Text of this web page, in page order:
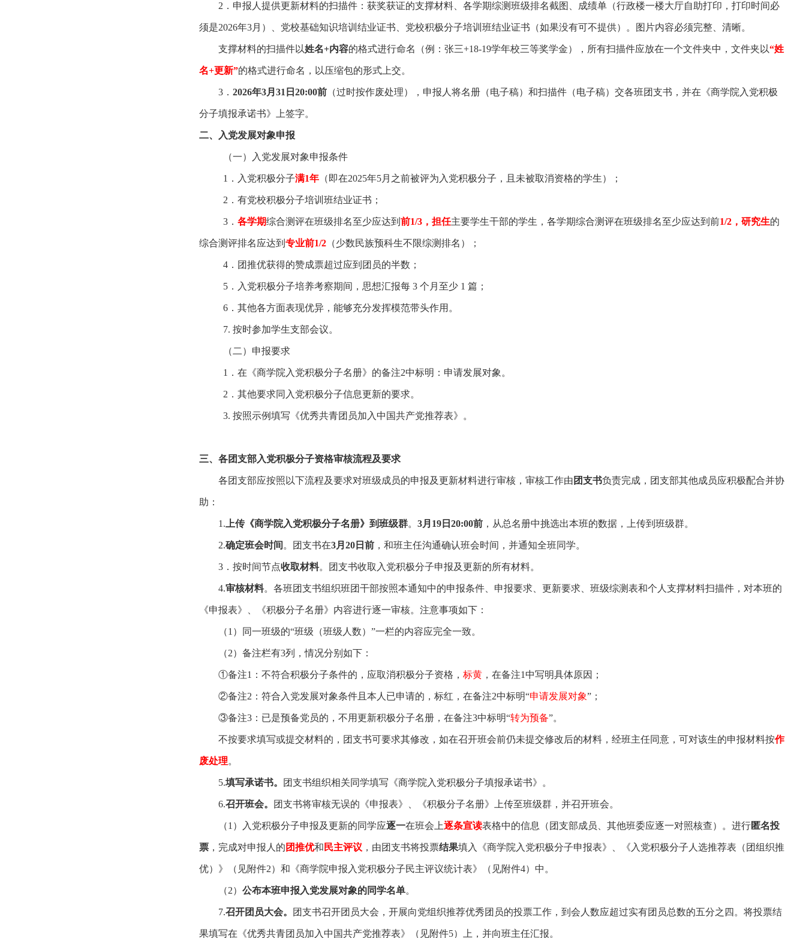
2 ．申报人提供更新材料的扫描件：获奖获证的支撑材料、各学期综测班级排名截图、成绩单（行政楼一楼大厅自助打印，打印时间必
须是2026年3月）、党校基础知识培训结业证书、党校积极分子培训班结业证书（如果没有可不提供）。图片内容必须完整、清晰。
支撑材料的扫描件以姓名+内容的格式进行命名（例：张三+18-19学年校三等奖学金），所有扫描件应放在一个文件夹中，文件夹以“姓
名+更新”的格式进行命名，以压缩包的形式上交。
3 ． 2026年3月 31 日 20:00前 （过时按作废处理），申报人将名册（电子稿）和扫描件（电子稿）交各班团支书，并在《商学院入党积极
分子填报承诺书》上签字。
二、入党发展对象申报
（一）入党发展对象申报条件
1 ．入党积极分子满1年 （即在2025年5月之前被评为入党积极分子，且未被取消资格的学生）；
2 ．有党校积极分子培训班结业证书；
3 ． 各学期综合测评在班级排名至少应达到 前1/3 ，担任主要学生干部的学生，各学期综合测评在班级排名至少应达到前1/2 ，研究生的
综合测评排名应达到 专业前1/2 （少数民族预科生不限综测排名）；
4 ．团推优获得的赞成票超过应到团员的半数；
5 ．入党积极分子培养考察期间，思想汇报每 3 个月至少 1 篇；
6 ．其他各方面表现优异，能够充分发挥模范带头作用。
7. 按时参加学生支部会议。
（二）申报要求
1 ．在《商学院入党积极分子名册》的备注2中标明：申请发展对象。
2 ．其他要求同入党积极分子信息更新的要求。
3. 按照示例填写《优秀共青团员加入中国共产党推荐表》。
三、各团支部入党积极分子资格审核流程及要求
各团支部应按照以下流程及要求对班级成员的申报及更新材料进行审核，审核工作由 团支书负责完成，团支部其他成员应积极配合并协
助：
1. 上传《商学院入党积极分子名册》到班级群。 3月 19 日 20:00前 ，从总名册中挑选出本班的数据，上传到班级群。
2.确定班会时间 。团支书在3月 20 日前 ，和班主任沟通确认班会时间，并通知全班同学。
3 ．按时间节点收取材料。团支书收取入党积极分子申报及更新的所有材料。
4.审核材料。各班团支书组织班团干部按照本通知中的申报条件、申报要求、更新要求、班级综测表和个人支撑材料扫描件，对本班的
《申报表》、《积极分子名册》内容进行逐一审核。注意事项如下：
（1 ）同一班级的“班级（班级人数）”一栏的内容应完全一致。
（2）备注栏有3列，情况分别如下：
①备注1 ：不符合积极分子条件的，应取消积极分子资格， 标黄 ，在备注1 中写明具体原因；
②备注2 ：符合入党发展对象条件且本人已申请的，标红，在备注2中标明“申请发展对象”；
③备注3 ：已是预备党员的，不用更新积极分子名册，在备注3中标明“转为预备”。
不按要求填写或提交材料的，团支书可要求其修改，如在召开班会前仍未提交修改后的材料，经班主任同意，可对该生的申报材料按作
废处理。
5.填写承诺书。 团支书组织相关同学填写《商学院入党积极分子填报承诺书》。
6.召开班会。 团支书将审核无误的《申报表》、《积极分子名册》上传至班级群，并召开班会。
（1 ）入党积极分子申报及更新的同学应逐一在班会上逐条宣读表格中的信息（团支部成员、其他班委应逐一对照核查）。进行匿名投
票 ，完成对申报人的 团推优和 民主评议 ，由团支书将投票结果填入《商学院入党积极分子申报表》、《入党积极分子人选推荐表（团组织推
优）》（见附件2）和《商学院申报入党积极分子民主评议统计表》（见附件4）中。
（2） 公布本班申报入党发展对象的同学名单。
7.召开团员大会。 团支书召开团员大会，开展向党组织推荐优秀团员的投票工作，到会人数应超过实有团员总数的五分之四。将投票结
果填写在《优秀共青团员加入中国共产党推荐表》（见附件5）上，并向班主任汇报。